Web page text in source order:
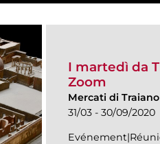
I martedì da
Zoom
Mercati di
31/03 - 30/09/2020